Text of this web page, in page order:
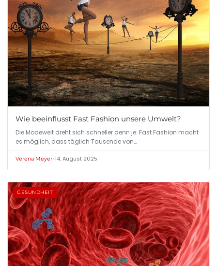
Wie beeinflusst Fast Fashion unsere Umwelt?
Die Modewelt dreht sich schneller denn je: Fast Fashion macht
es möglich, dass täglich Tausende von…
Verena Meyer•14. August 2025
GESUNDHEIT